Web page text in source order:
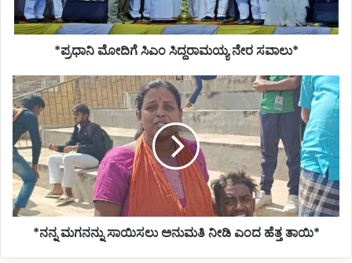
*ಪ್ರಧಾನಿ ಮೋದಿಗೆ ಸಿಎಂ ಸಿದ್ದರಾಮಯ್ಯ ನೇರ ಸವಾಲು*
*ನನ್ನ
ಮಗನನ್ನು
ಸಾಯಿಸಲು
ಅನುಮತಿ
ನೀಡಿ
ಎಂದ
ಹೆತ್ತ
ತಾಯಿ*
*ನನ್ನ ಮಗನನ್ನು ಸಾಯಿಸಲು ಅನುಮತಿ ನೀಡಿ ಎಂದ ಹೆತ್ತ ತಾಯಿ*